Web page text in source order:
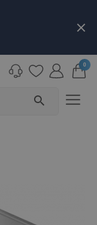
close
search
0